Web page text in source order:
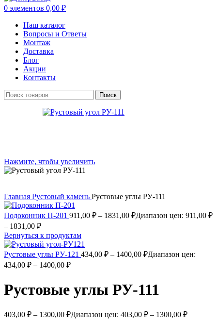
0 элементов 0,00 ₽
Наш каталог
Вопросы и Ответы
Монтаж
Доставка
Блог
Акции
Контакты
Поиск
Нажмите, чтобы увеличить
Главная Рустовый камень Рустовые углы РУ-111
Подоконник П-201 911,00 ₽ – 1831,00 ₽Диапазон цен: 911,00 ₽
– 1831,00 ₽
Вернуться к продуктам
Рустовые углы РУ-121 434,00 ₽ – 1400,00 ₽Диапазон цен:
434,00 ₽ – 1400,00 ₽
Рустовые углы РУ-111
403,00 ₽ – 1300,00 ₽Диапазон цен: 403,00 ₽ – 1300,00 ₽